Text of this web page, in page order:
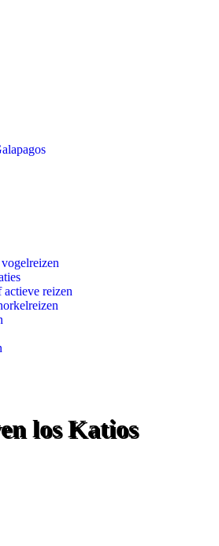
reizen
los Katios